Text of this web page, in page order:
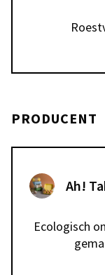
PRODUCENT
Ah!
Ecologisch